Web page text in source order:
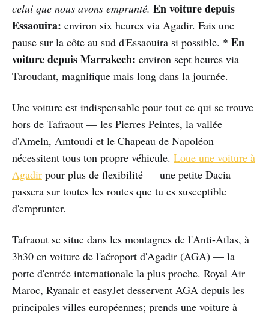
celui que nous avons emprunté. En voiture depuis
Essaouira: environ six heures via Agadir. Fais une
pause sur la côte au sud d'Essaouira si possible. * En
voiture depuis Marrakech: environ sept heures via
Taroudant, magnifique mais long dans la journée.
Une voiture est indispensable pour tout ce qui se trouve
hors de Tafraout — les Pierres Peintes, la vallée
d'Ameln, Amtoudi et le Chapeau de Napoléon
nécessitent tous ton propre véhicule. Loue une voiture à
Agadir pour plus de flexibilité — une petite Dacia
passera sur toutes les routes que tu es susceptible
d'emprunter.
Tafraout se situe dans les montagnes de l'Anti-Atlas, à
3h30 en voiture de l'aéroport d'Agadir (AGA) — la
porte d'entrée internationale la plus proche. Royal Air
Maroc, Ryanair et easyJet desservent AGA depuis les
principales villes européennes; prends une voiture à